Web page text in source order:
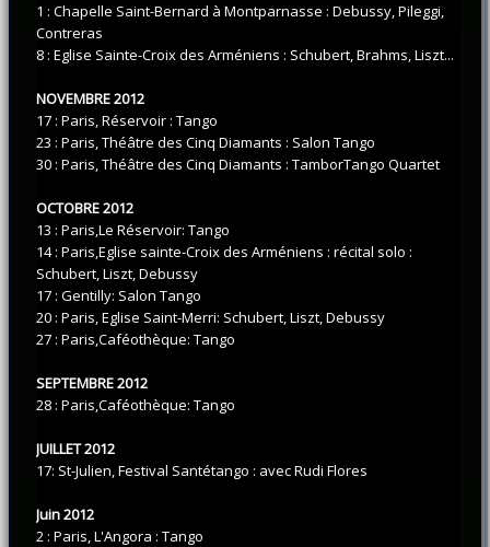
1 : Chapelle Saint-Bernard à Montparnasse : Debussy, Pileggi,
Contreras
8 : Eglise Sainte-Croix des Arméniens : Schubert, Brahms, Liszt...
NOVEMBRE 2012
17 : Paris, Réservoir : Tango
23 : Paris, Théâtre des Cinq Diamants : Salon Tango
30 : Paris, Théâtre des Cinq Diamants : TamborTango Quartet
OCTOBRE 2012
13 : Paris,Le Réservoir: Tango
14 : Paris,Eglise sainte-Croix des Arméniens : récital solo :
Schubert, Liszt, Debussy
17 : Gentilly: Salon Tango
20 : Paris, Eglise Saint-Merri: Schubert, Liszt, Debussy
27 : Paris,Caféothèque: Tango
SEPTEMBRE 2012
28 : Paris,Caféothèque: Tango
JUILLET 2012
17: St-Julien, Festival Santétango : avec Rudi Flores
Juin 2012
2 : Paris, L'Angora : Tango